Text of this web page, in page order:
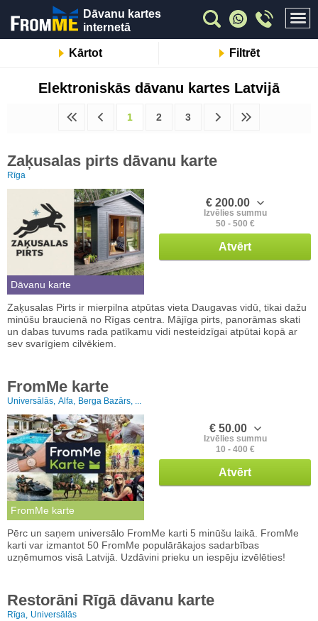
Dāvanu kartes
internetā
Kārtot Filtrēt
Elektroniskās dāvanu kartes Latvijā
1 2 3
Zaķusalas pirts dāvanu karte
Rīga
Dāvanu karte
€ 200.00
Izvēlies summu
50 - 500 €
Atvērt
Zaķusalas Pirts ir mierpilna atpūtas vieta Daugavas vidū, tikai dažu
minūšu braucienā no Rīgas centra. Mājīga pirts, panorāmas skati
un dabas tuvums rada patīkamu vidi nesteidzīgai atpūtai kopā ar
sev svarīgiem cilvēkiem.
FromMe karte
Universālās, Alfa, Berga Bazārs, ...
FromMe karte
€ 50.00
Izvēlies summu
10 - 400 €
Atvērt
Pērc un saņem universālo FromMe karti 5 minūšu laikā. FromMe
karti var izmantot 50 FromMe populārākajos sadarbības
uzņēmumos visā Latvijā. Uzdāvini prieku un iespēju izvēlēties!
Restorāni Rīgā dāvanu karte
Rīga, Universālās